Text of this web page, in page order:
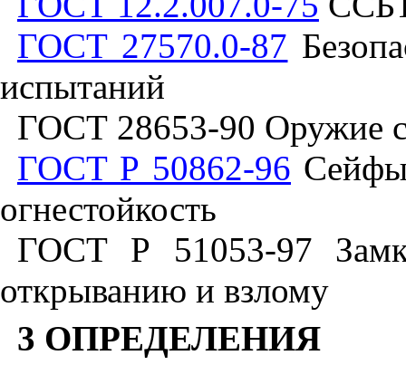
ГОСТ 27570.0-87
испытаний
ГОСТ 28653-90 Оружие
ГОСТ Р 50862-96
огнестойкость
ГОСТ Р 51053-97
открыванию и взлому
3 ОПРЕДЕЛЕНИЯ